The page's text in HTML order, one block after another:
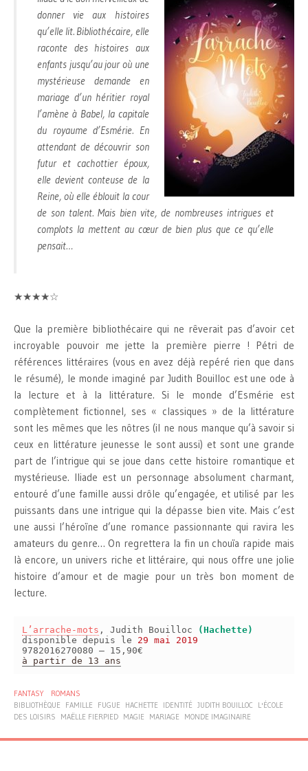
donner vie aux histoires
qu’elle lit. Bibliothécaire, elle
raconte des histoires aux
enfants jusqu’au jour où une
mystérieuse demande en
mariage d’un héritier royal
l’amène à Babel, la capitale
du royaume d’Esmérie. En
attendant de découvrir son
futur et cachottier époux,
elle devient conteuse de la
Reine, où elle éblouit la cour
de son talent. Mais bien vite, de nombreuses intrigues et
complots la mettent au cœur de bien plus que ce qu’elle
pensait…
★★★★☆
Que la première bibliothécaire qui ne rêverait pas d’avoir cet
incroyable pouvoir me jette la première pierre ! Pétri de
références littéraires (vous en avez déjà repéré rien que dans
le résumé), le monde imaginé par Judith Bouilloc est une ode à
la lecture et à la littérature. Si le monde d’Esmérie est
complètement fictionnel, ses « classiques » de la littérature
sont les mêmes que les nôtres (il ne nous manque qu’à savoir si
ceux en littérature jeunesse le sont aussi) et sont une grande
part de l’intrigue qui se joue dans cette histoire romantique et
mystérieuse. Iliade est un personnage absolument charmant,
entouré d’une famille aussi drôle qu’engagée, et utilisé par les
puissants dans une intrigue qui la dépasse bien vite. Mais c’est
une aussi l’héroïne d’une romance passionnante qui ravira les
amateurs du genre… On regrettera la fin un chouïa rapide mais
là encore, un univers riche et littéraire, qui nous offre une jolie
histoire d’amour et de magie pour un très bon moment de
lecture.
L’arrache-mots , Judith Bouilloc
(Hachette)
disponible depuis le 29 mai 2019
9782016270080 – 15,90€
à partir de 13 ans
FANTASY
ROMANS
BIBLIOTHÈQUE
FAMILLE FUGUE HACHETTE IDENTITÉ JUDITH BOUILLOC
L'ÉCOLE
DES LOISIRS
MAËLLE FIERPIED MAGIE MARIAGE MONDE IMAGINAIRE